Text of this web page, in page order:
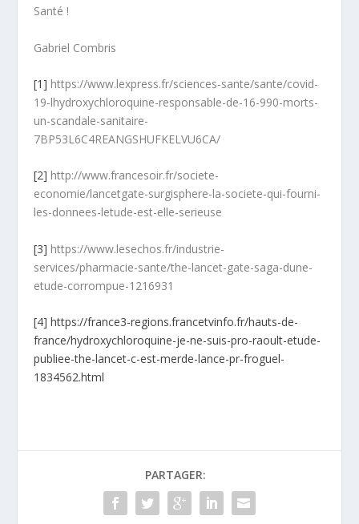
Santé !
Gabriel Combris
[1] https://www.lexpress.fr/sciences-sante/sante/covid-
19-lhydroxychloroquine-responsable-de-16-990-morts-
un-scandale-sanitaire-
7BP53L6C4REANGSHUFKELVU6CA/
[2] http://www.francesoir.fr/societe-
economie/lancetgate-surgisphere-la-societe-qui-fourni-
les-donnees-letude-est-elle-serieuse
[3] https://www.lesechos.fr/industrie-
services/pharmacie-sante/the-lancet-gate-saga-dune-
etude-corrompue-1216931
[4] https://france3-regions.francetvinfo.fr/hauts-de-
france/hydroxychloroquine-je-ne-suis-pro-raoult-etude-
publiee-the-lancet-c-est-merde-lance-pr-froguel-
1834562.html
PARTAGER: